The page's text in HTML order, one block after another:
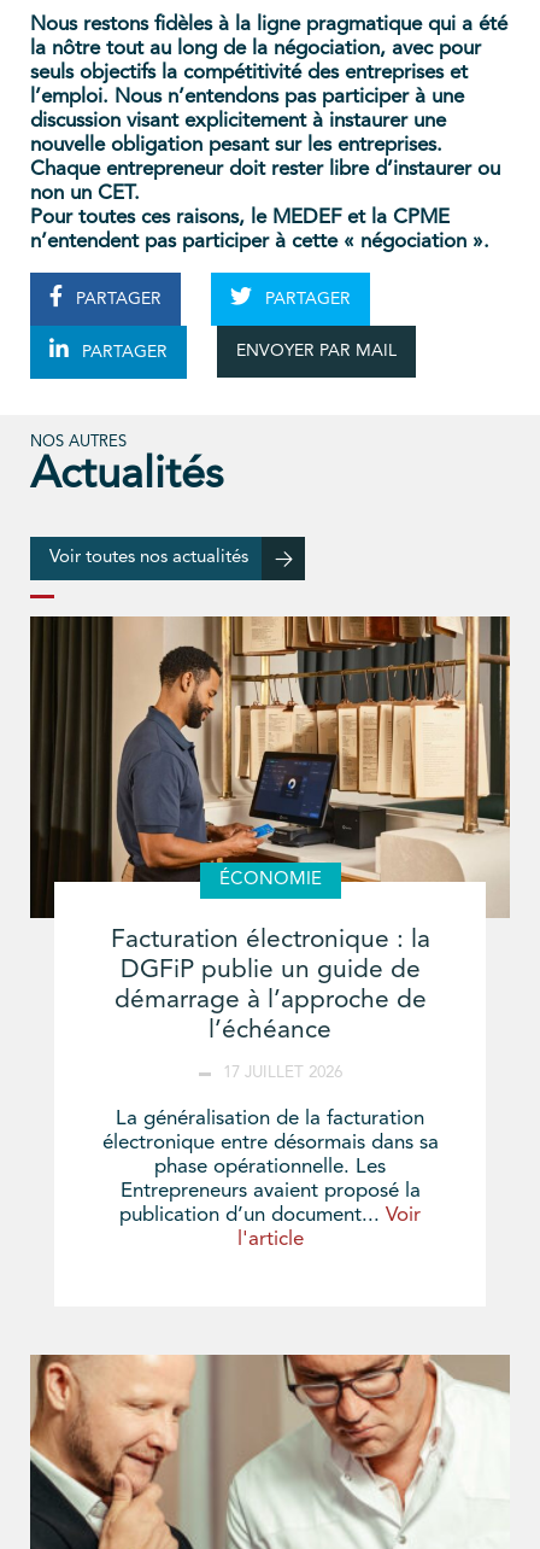
Nous restons fidèles à la ligne pragmatique qui a été
la nôtre tout au long de la négociation, avec pour
seuls objectifs la compétitivité des entreprises et
l’emploi. Nous n’entendons pas participer à une
discussion visant explicitement à instaurer une
nouvelle obligation pesant sur les entreprises.
Chaque entrepreneur doit rester libre d’instaurer ou
non un CET.
Pour toutes ces raisons, le MEDEF et la CPME
n’entendent pas participer à cette « négociation ».
PARTAGER PARTAGER
PARTAGER ENVOYER PAR MAIL
NOS AUTRES
Actualités
Voir toutes nos actualités
ÉCONOMIE
Facturation électronique : la
DGFiP publie un guide de
démarrage à l’approche de
l’échéance
17 JUILLET 2026
La généralisation de la facturation
électronique entre désormais dans sa
phase opérationnelle. Les
Entrepreneurs avaient proposé la
publication d’un document... Voir
l'article